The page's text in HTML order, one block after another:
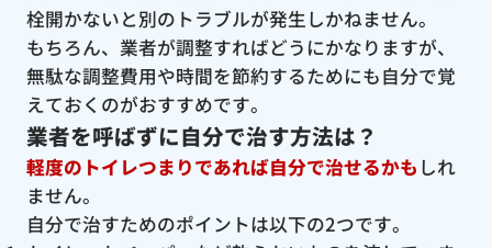
栓開かないと別のトラブルが発生しかねません。
もちろん、業者が調整すればどうにかなりますが、
無駄な調整費用や時間を節約するためにも自分で覚
えておくのがおすすめです。
業者を呼ばずに自分で治す方法は？
軽度のトイレつまりであれば自分で治せるかも しれ
ません。
自分で治すためのポイントは以下の2つです。